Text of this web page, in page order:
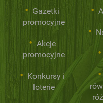
Gazetki
promocyjne
Akcje
promocyjne
Konkursy i
loterie